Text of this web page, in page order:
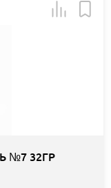
№7 32ГР